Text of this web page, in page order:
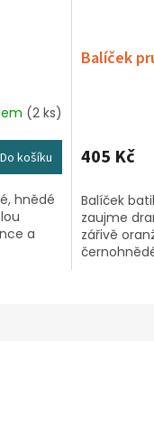
(2 ks)
Do košíku
hnědé
a
Balíček
405 Kč
Balíček
zaujme
zářivě